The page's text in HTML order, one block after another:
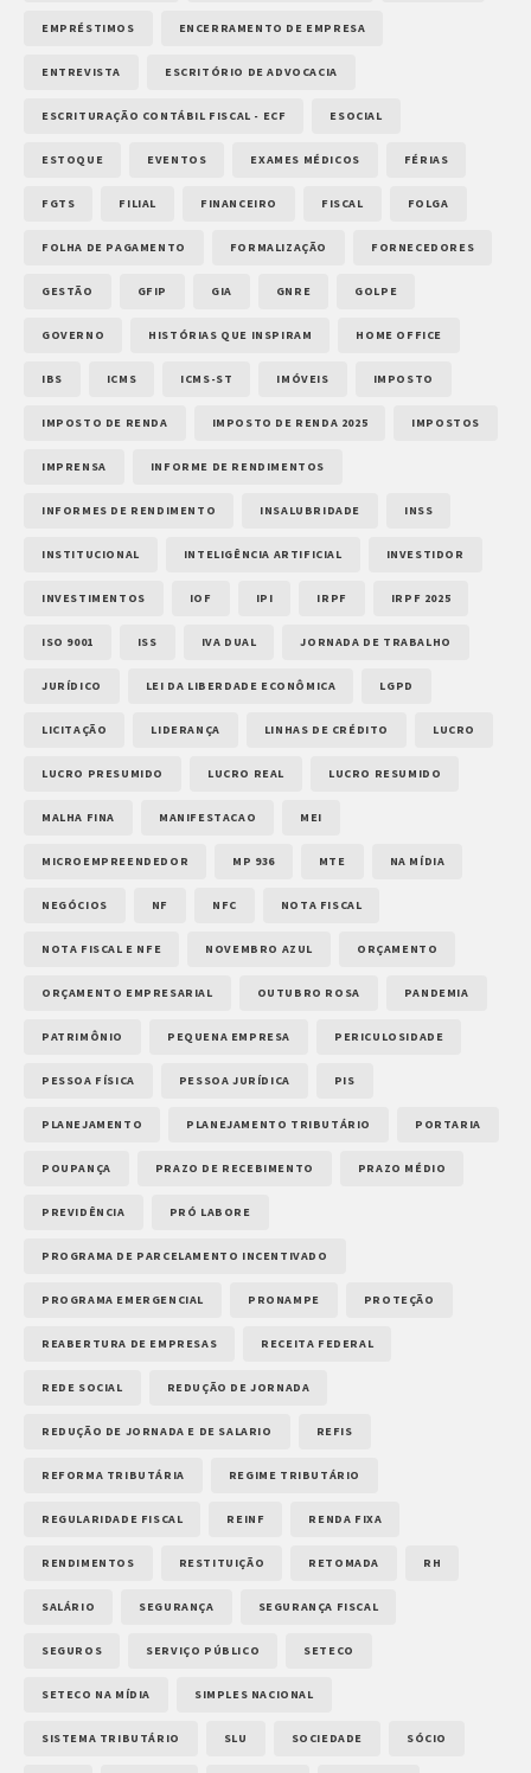
EMPRÉSTIMOS ENCERRAMENTO DE EMPRESA
ENTREVISTA ESCRITÓRIO DE ADVOCACIA
ESCRITURAÇÃO CONTÁBIL FISCAL - ECF ESOCIAL
ESTOQUE EVENTOS EXAMES MÉDICOS FÉRIAS
FGTS FILIAL FINANCEIRO FISCAL FOLGA
FOLHA DE PAGAMENTO FORMALIZAÇÃO FORNECEDORES
GESTÃO GFIP GIA GNRE GOLPE
GOVERNO HISTÓRIAS QUE INSPIRAM HOME OFFICE
IBS ICMS ICMS-ST IMÓVEIS IMPOSTO
IMPOSTO DE RENDA IMPOSTO DE RENDA 2025 IMPOSTOS
IMPRENSA INFORME DE RENDIMENTOS
INFORMES DE RENDIMENTO INSALUBRIDADE INSS
INSTITUCIONAL INTELIGÊNCIA ARTIFICIAL INVESTIDOR
INVESTIMENTOS IOF IPI IRPF IRPF 2025
ISO 9001 ISS IVA DUAL JORNADA DE TRABALHO
JURÍDICO LEI DA LIBERDADE ECONÔMICA LGPD
LICITAÇÃO LIDERANÇA LINHAS DE CRÉDITO LUCRO
LUCRO PRESUMIDO LUCRO REAL LUCRO RESUMIDO
MALHA FINA MANIFESTACAO MEI
MICROEMPREENDEDOR MP 936 MTE NA MÍDIA
NEGÓCIOS NF NFC NOTA FISCAL
NOTA FISCAL E NFE NOVEMBRO AZUL ORÇAMENTO
ORÇAMENTO EMPRESARIAL OUTUBRO ROSA PANDEMIA
PATRIMÔNIO PEQUENA EMPRESA PERICULOSIDADE
PESSOA FÍSICA PESSOA JURÍDICA PIS
PLANEJAMENTO PLANEJAMENTO TRIBUTÁRIO PORTARIA
POUPANÇA PRAZO DE RECEBIMENTO PRAZO MÉDIO
PREVIDÊNCIA PRÓ LABORE
PROGRAMA DE PARCELAMENTO INCENTIVADO
PROGRAMA EMERGENCIAL PRONAMPE PROTEÇÃO
REABERTURA DE EMPRESAS RECEITA FEDERAL
REDE SOCIAL REDUÇÃO DE JORNADA
REDUÇÃO DE JORNADA E DE SALARIO REFIS
REFORMA TRIBUTÁRIA REGIME TRIBUTÁRIO
REGULARIDADE FISCAL REINF RENDA FIXA
RENDIMENTOS RESTITUIÇÃO RETOMADA RH
SALÁRIO SEGURANÇA SEGURANÇA FISCAL
SEGUROS SERVIÇO PÚBLICO SETECO
SETECO NA MÍDIA SIMPLES NACIONAL
SISTEMA TRIBUTÁRIO SLU SOCIEDADE SÓCIO